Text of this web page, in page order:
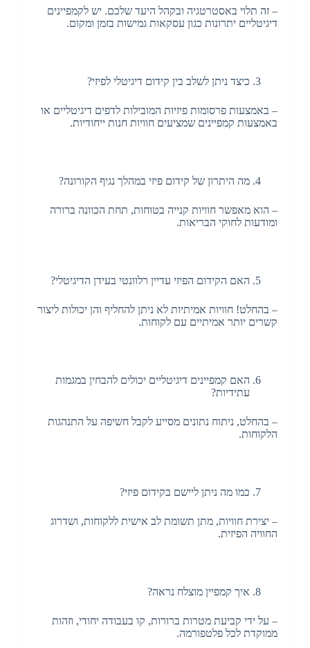
– זה תלוי באסטרטגיה ובקהל היעד שלכם. יש לקמפיינים
דיגיטליים יתרונות כגון עסקאות גמישות בזמן ומקום.
כיצד ניתן לשלב בין קידום דיגיטלי לפיזי?
– באמצעות פרסומות פיזיות המובילות לדפים דיגיטליים או
באמצעות קמפיינים שמציעים חוויות חנות ייחודיות.
מה היתרון של קידום פיזי במהלך נגיף הקורונה?
– הוא מאפשר חוויות קנייה בטוחות, תחת הכוונה ברורה
ומודעות לחוקי הבריאות.
האם הקידום הפיזי עדיין רלוונטי בעידן הדיגיטלי?
– בהחלט! חוויות אמיתיות לא ניתן להחליף והן יכולות ליצור
קשרים יותר אמיתיים עם לקוחות.
האם קמפיינים דיגיטליים יכולים להבחין במגמות
עתידיות?
– בהחלט, ניתוח נתונים מסייע לקבל חשיפה על התנהגות
הלקוחות.
כמו מה ניתן ליישם בקידום פיזי?
– יצירת חוויות, מתן תשומת לב אישית ללקוחות, ושדרוג
החוויה הפיזית.
איך קמפיין מוצלח נראה?
– על ידי קביעת מטרות ברורות, קו בעבודה יחודי, וזהות
ממוקדת לכל פלטפורמה.